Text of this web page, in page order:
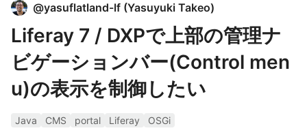
@yasuflatland-lf (Yasuyuki Takeo)
Liferay 7 / DXPで上部の管理ナ
ビゲーションバー(Control men
u)の表示を制御したい
Java CMS portal Liferay
OSGi